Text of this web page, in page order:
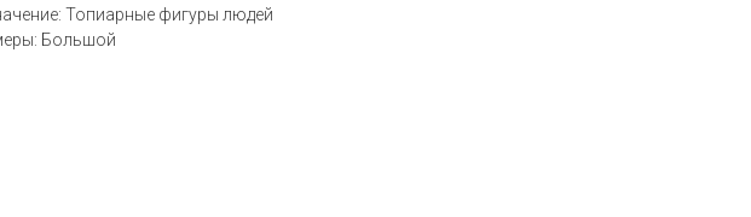
Топиарные фигуры людей
Большой